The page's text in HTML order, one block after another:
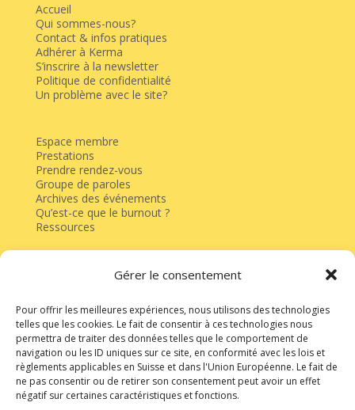
Gérer le consentement
Pour offrir les meilleures expériences, nous utilisons des technologies
telles que les cookies. Le fait de consentir à ces technologies nous
permettra de traiter des données telles que le comportement de
navigation ou les ID uniques sur ce site, en conformité avec les lois et
règlements applicables en Suisse et dans l'Union Européenne. Le fait de
ne pas consentir ou de retirer son consentement peut avoir un effet
négatif sur certaines caractéristiques et fonctions.
Accueil
Qui sommes-nous?
Contact & infos pratiques
Adhérer à Kerma
S’inscrire à la newsletter
Politique de confidentialité
Un problème avec le site?
Espace membre
Prestations
Prendre rendez-vous
Groupe de paroles
Archives des événements
Qu’est-ce que le burnout ?
Ressources